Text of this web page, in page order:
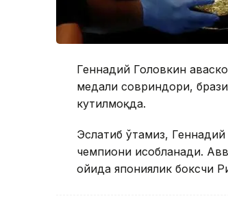
Геннадий Головкин
медали совриндори,
кутилмоқда.
Эслатиб ўтамиз,
чемпиони ҳисобланади.
ойида япониялик боксчи